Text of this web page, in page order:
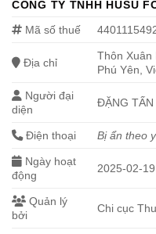
CÔNG TY TNHH HUSU
Mã số thuế
Địa chỉ
Thôn Xuân
Phú Yên,
Người đại
diện
ĐẶNG TẤN
Điện thoại Bị ẩn theo
Ngày hoạt
động
2025-02-19
Quản lý
bởi
Chi cục